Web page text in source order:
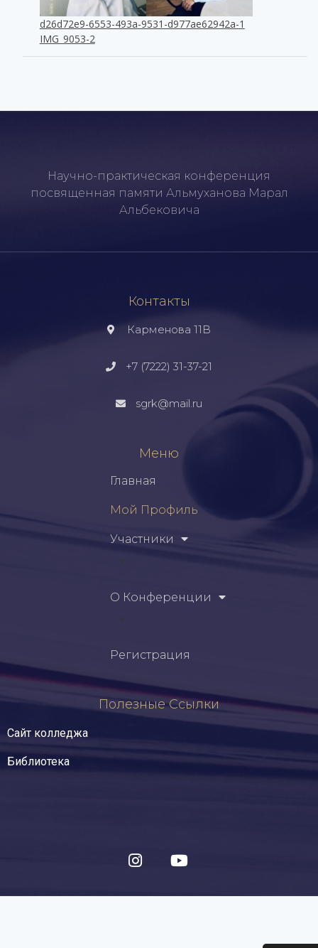
d26d72e9-6553-493a-9531-d977ae62942a-1
IMG_9053-2
Научно-практическая конференция
посвященная памяти Альмуханова Марал
Альбековича
Контакты
Карменова 11В
+7 (7222) 31-37-21
sgrk@mail.ru
Меню
Главная
Мой Профиль
Участники
О Конференции
Регистрация
Полезные Ссылки
Сайт колледжа
Библиотека